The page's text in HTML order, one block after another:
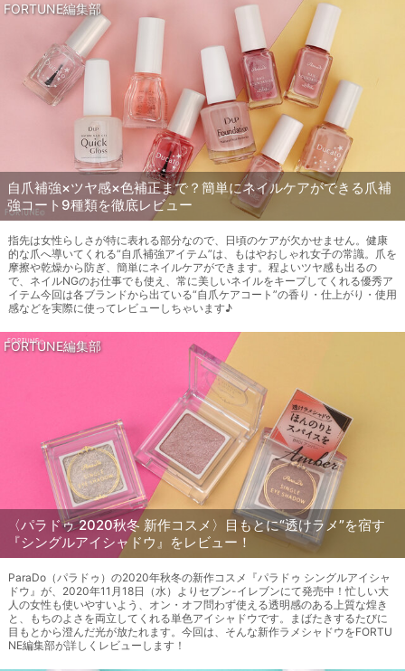
FORTUNE編集部
自爪補強×ツヤ感×色補正まで？簡単にネイルケアができる爪補
強コート9種類を徹底レビュー
指先は女性らしさが特に表れる部分なので、日頃のケアが欠かせません。健康
的な爪へ導いてくれる“自爪補強アイテム”は、もはやおしゃれ女子の常識。爪を
摩擦や乾燥から防ぎ、簡単にネイルケアができます。程よいツヤ感も出るの
で、ネイルNGのお仕事でも使え、常に美しいネイルをキープしてくれる優秀ア
イテム今回は各ブランドから出ている“自爪ケアコート”の香り・仕上がり・使用
感などを実際に使ってレビューしちゃいます♪
FORTUNE編集部
〈パラドゥ 2020秋冬 新作コスメ〉目もとに“透けラメ”を宿す
『シングルアイシャドウ』をレビュー！
ParaDo（パラドゥ）の2020年秋冬の新作コスメ『パラドゥ シングルアイシャ
ドウ』が、2020年11月18日（水）よりセブン-イレブンにて発売中！忙しい大
人の女性も使いやすいよう、オン・オフ問わず使える透明感のある上質な煌き
と、もちのよさを両立してくれる単色アイシャドウです。まばたきするたびに
目もとから澄んだ光が放たれます。今回は、そんな新作ラメシャドウをFORTU
NE編集部が詳しくレビューします！